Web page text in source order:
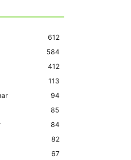
612
584
412
113
94
85
84
82
67